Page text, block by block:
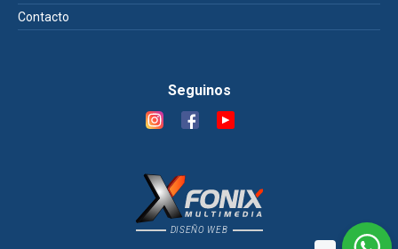
Contacto
Seguinos
DISEÑO WEB